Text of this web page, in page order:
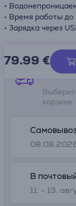
•
• Время работы до
• Зарядка через
• Прочный
79.99 €
корзине
В
11. - 13.